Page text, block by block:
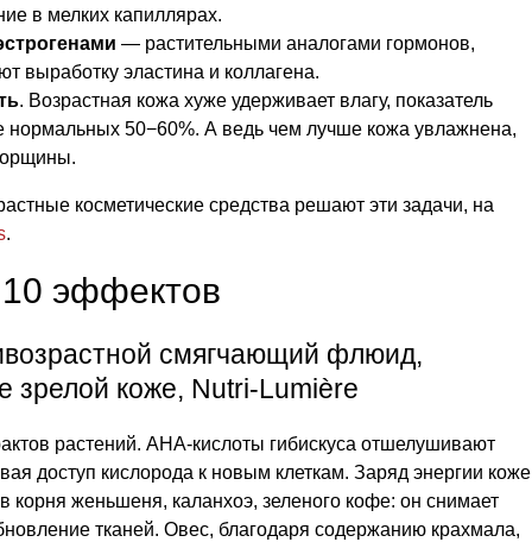
в мелких капиллярах.
— растительными аналогами гормонов,
выработку эластина и коллагена.
. Возрастная кожа хуже удерживает влагу, показатель
50−60%. А ведь чем лучше кожа увлажнена,
косметические средства решают эти задачи, на
.
эффектов
смягчающий флюид,
зрелой коже, Nutri-Lumière
растений. АНА-кислоты гибискуса отшелушивают
доступ кислорода к новым клеткам. Заряд энергии коже
корня женьшеня, каланхоэ, зеленого кофе: он снимает
тканей. Овес, благодаря содержанию крахмала,